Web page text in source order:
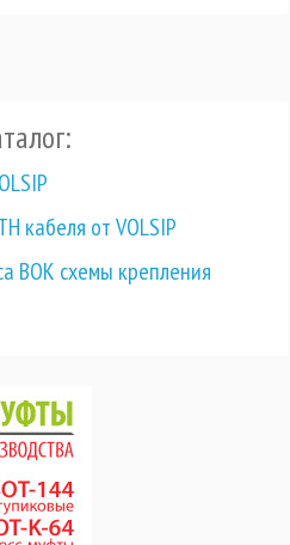
кабеля от VOLSIP
ВОК схемы крепления